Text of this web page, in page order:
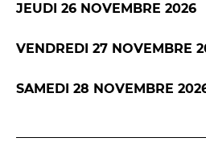
LES FRANCISCAINS
JEUDI 26 NOVEMBRE 2026
VENDREDI 27 NOVEMBRE
SAMEDI 28 NOVEMBRE